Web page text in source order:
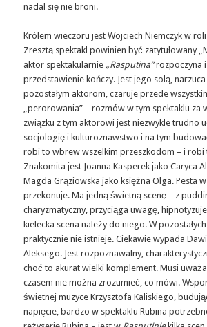
nadal się nie broni.
Królem wieczoru jest Wojciech Niemczyk w
Zresztą spektakl powinien być zatytułowany
aktor spektakularnie „Rasputina”rozpoczyna
przedstawienie kończy. Jest jego solą,
pozostałym aktorom, czaruje przede
„perorowania” – rozmów w tym spektaklu za
związku z tym aktorowi jest niezwykle trudno
socjologię i kulturoznawstwo i na tym
robi to wbrew wszelkim przeszkodom – i robi
Znakomita jest Joanna Kasperek jako Caryca
Magda Grąziowska jako księżna Olga. Pesta
przekonuje. Ma jedną świetną scenę – z
charyzmatyczny, przyciąga uwagę,
kielecka scena należy do niego. W
praktycznie nie istnieje. Ciekawie wypada
Aleksego. Jest rozpoznawalny,
choć to akurat wielki komplement. Musi
czasem nie można zrozumieć, co mówi.
świetnej muzyce Krzysztofa Kaliskiego,
napięcie, bardzo w spektaklu Rubina